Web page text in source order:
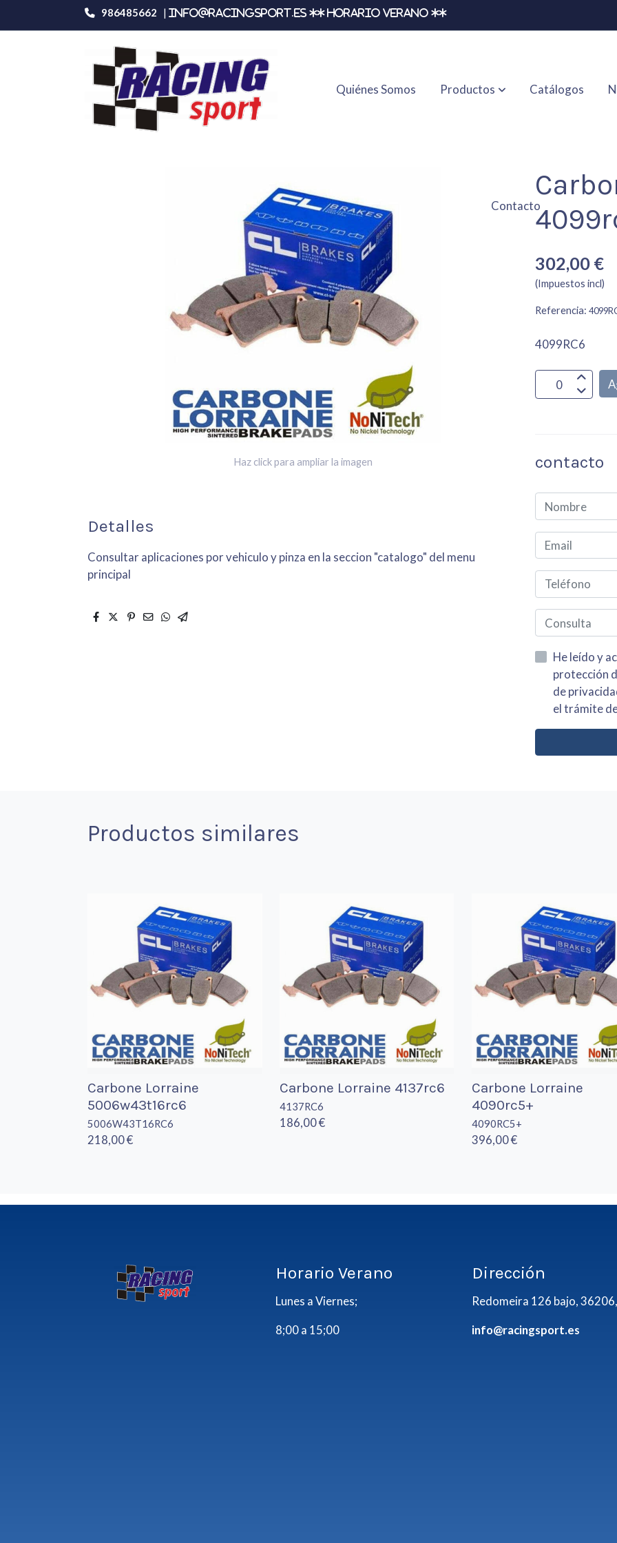
986485662 | info@racingsport.es ** HORARIO VERANO **
Quiénes Somos Productos Catálogos
Contacto
Productos Carbone Lorraine 4099rc6
Haz click para ampliar la imagen
Detalles
Consultar aplicaciones por vehiculo y pinza en la seccion "catalogo" del menu
principal
302,00 €
(Impuestos incl)
Referencia:
4099RC6
contacto
He leído y acepto la
protección de datos asi como el
de privacidad y acepto el tratamiento de mis
el trámite
Productos similares
Carbone Lorraine
5006w43t16rc6
5006W43T16RC6
218,00 €
Carbone Lorraine 4137rc6
4137RC6
186,00 €
Carbone Lorraine
4090rc5+
4090RC5+
396,00 €
Horario Verano
Lunes a Viernes;
8;00 a 15;00
Dirección
Redomeira 126 bajo,
info@racingsport.es